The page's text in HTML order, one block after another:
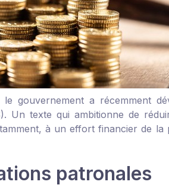
gouvernement a récemment
Un texte qui ambitionne de
à un effort financier de la
patronales